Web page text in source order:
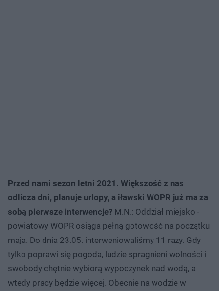
Przed nami sezon letni 2021. Większość z nas
odlicza dni, planuje urlopy, a iławski WOPR już ma za
sobą pierwsze interwencje? M.N.: Oddział miejsko -
powiatowy WOPR osiąga pełną gotowość na początku
maja. Do dnia 23.05. interweniowaliśmy 11 razy. Gdy
tylko poprawi się pogoda, ludzie spragnieni wolności i
swobody chętnie wybiorą wypoczynek nad wodą, a
wtedy pracy będzie więcej. Obecnie na wodzie w